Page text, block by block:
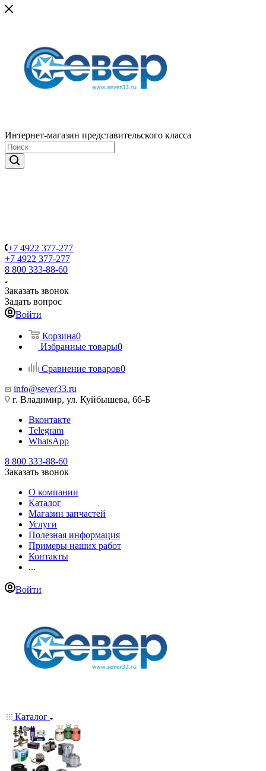
Интернет-магазин представительского класса
+7 4922 377-277
+7 4922 377-277
8 800 333-88-60
Заказать звонок
Задать вопрос
Войти
Корзина0
Избранные товары0
Сравнение товаров0
info@sever33.ru
г. Владимир, ул. Куйбышева, 66-Б
Вконтакте
Telegram
WhatsApp
8 800 333-88-60
Заказать звонок
О компании
Каталог
Магазин запчастей
Услуги
Полезная информация
Примеры наших работ
Контакты
...
Войти
Каталог